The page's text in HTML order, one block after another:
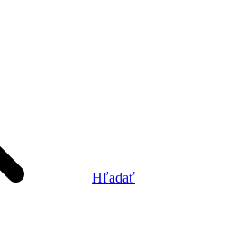
Hľadať